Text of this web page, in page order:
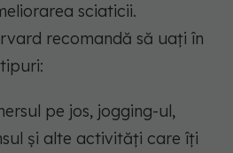
sciaticii.
recomandă să uați în
pe jos, jogging-ul,
și alte activități care îți